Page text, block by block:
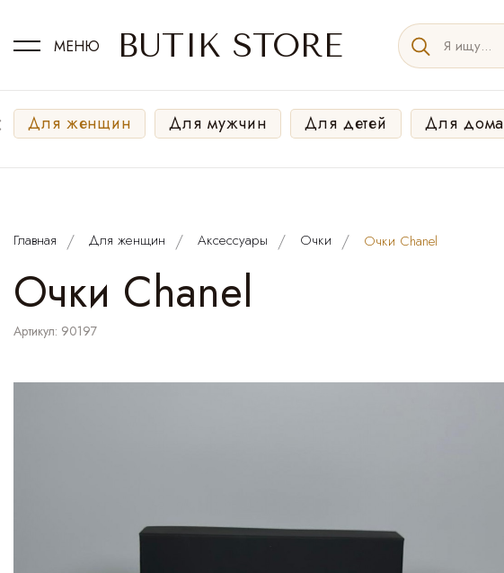
МЕНЮ BUTIK STORE
Для женщин Для мужчин Для детей Для дома
Главная Для женщин Аксессуары Очки Очки Chanel
Очки Chanel
Артикул: 90197